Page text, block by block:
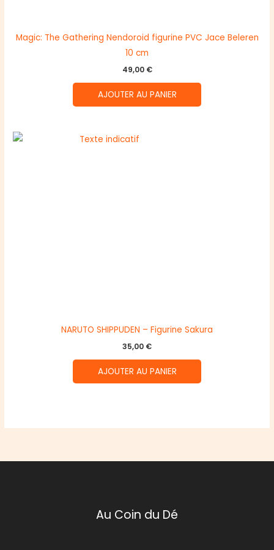
Magic: The Gathering Nendoroid figurine PVC Jace Beleren
10 cm
49,00 €
AJOUTER AU PANIER
NARUTO SHIPPUDEN – Figurine Sakura
35,00 €
AJOUTER AU PANIER
Au Coin du Dé